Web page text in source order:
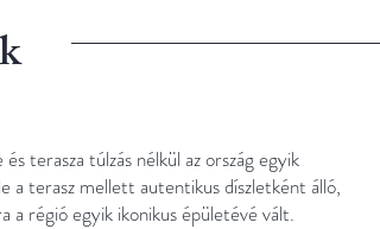
terasza túlzás nélkül az ország egyik
a terasz mellett autentikus díszletként álló,
a régió egyik ikonikus épületévé vált.